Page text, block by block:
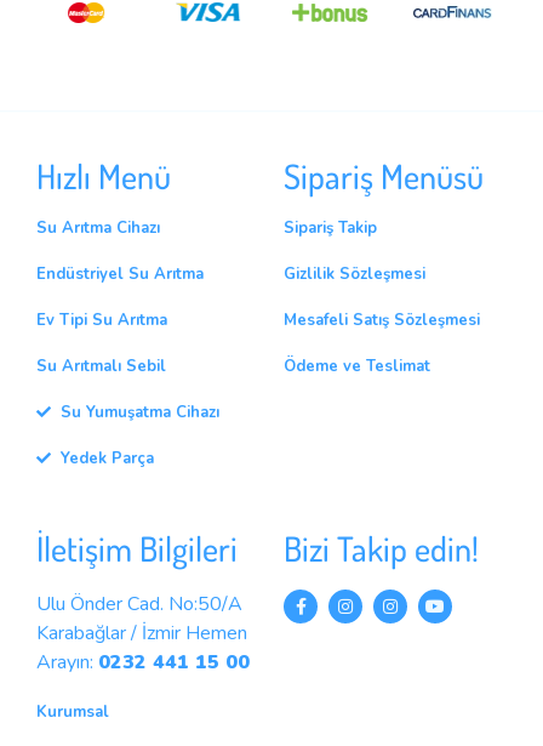
Hızlı Menü
Su Arıtma Cihazı
Endüstriyel Su Arıtma
Ev Tipi Su Arıtma
Su Arıtmalı Sebil
Su Yumuşatma Cihazı
Yedek Parça
Sipariş Menüsü
Sipariş Takip
Gizlilik Sözleşmesi
Mesafeli Satış Sözleşmesi
Ödeme ve Teslimat
İletişim Bilgileri
Ulu Önder Cad. No:50/A
Karabağlar / İzmir Hemen
Arayın: 0232 441 15 00
Kurumsal
Bizi Takip edin!